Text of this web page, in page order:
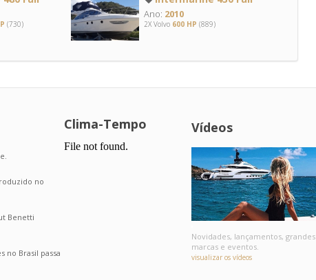
(730)
Ano: 2010
2X Volvo 600 HP (889)
no
Benetti
no Brasil passa
Clima-Tempo Vídeos
Novidades, lançamentos, grandes
marcas e eventos.
visualizar os vídeos